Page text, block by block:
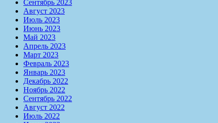
Сентябрь 2023
Август 2023
Июль 2023
Июнь 2023
Май 2023
Апрель 2023
Март 2023
Февраль 2023
Январь 2023
Декабрь 2022
Ноябрь 2022
Сентябрь 2022
Август 2022
Июль 2022